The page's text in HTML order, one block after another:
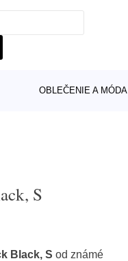
OBLEČENIE A MÓDA
S
Black, S od známé